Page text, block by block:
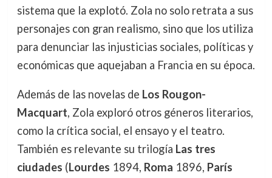
sistema que la explotó. Zola no solo retrata a sus
personajes con gran realismo, sino que los utiliza
para denunciar las injusticias sociales, políticas y
económicas que aquejaban a Francia en su época.
Además de las novelas de Los Rougon-
Macquart, Zola exploró otros géneros literarios,
como la crítica social, el ensayo y el teatro.
También es relevante su trilogía Las tres
ciudades (Lourdes 1894, Roma 1896, París